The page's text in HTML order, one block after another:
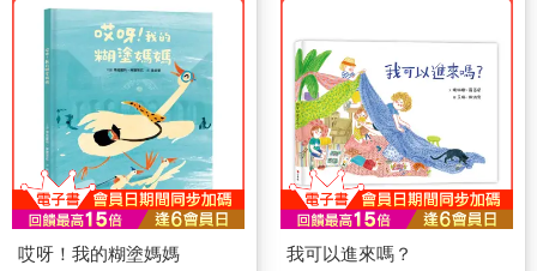
哎呀！我的糊塗媽媽 我可以進來嗎？